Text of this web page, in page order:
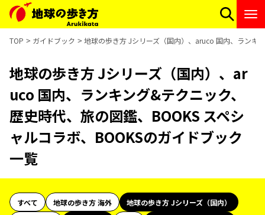
TOP ガイドブック 地球の歩き方 Jシリーズ（国内）、aruco 国内、ランキ
地球の歩き方 Jシリーズ（国内）、ar
uco 国内、ランキング&テクニック、
歴史時代、旅の図鑑、BOOKS スペシ
ャルコラボ、BOOKSのガイドブック
一覧
すべて 地球の歩き方 海外
地球の歩き方 Jシリーズ（国内）